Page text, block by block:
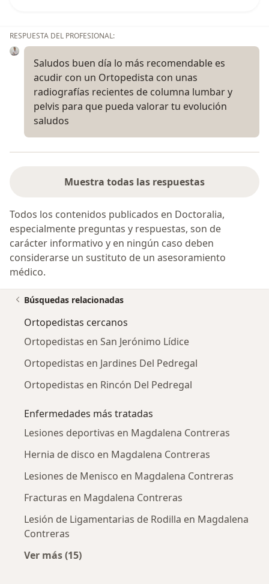
RESPUESTA DEL PROFESIONAL:
Saludos buen día lo más recomendable es
acudir con un Ortopedista con unas
radiografías recientes de columna lumbar y
pelvis para que pueda valorar tu evolución
saludos
Muestra todas las respuestas
Todos los contenidos publicados en Doctoralia,
especialmente preguntas y respuestas, son de
carácter informativo y en ningún caso deben
considerarse un sustituto de un asesoramiento
médico.
Búsquedas relacionadas
Ortopedistas cercanos
Ortopedistas en San Jerónimo Lídice
Ortopedistas en Jardines Del Pedregal
Ortopedistas en Rincón Del Pedregal
Enfermedades más tratadas
Lesiones deportivas en Magdalena Contreras
Hernia de disco en Magdalena Contreras
Lesiones de Menisco en Magdalena Contreras
Fracturas en Magdalena Contreras
Lesión de Ligamentarias de Rodilla en Magdalena
Contreras
Ver más (15)